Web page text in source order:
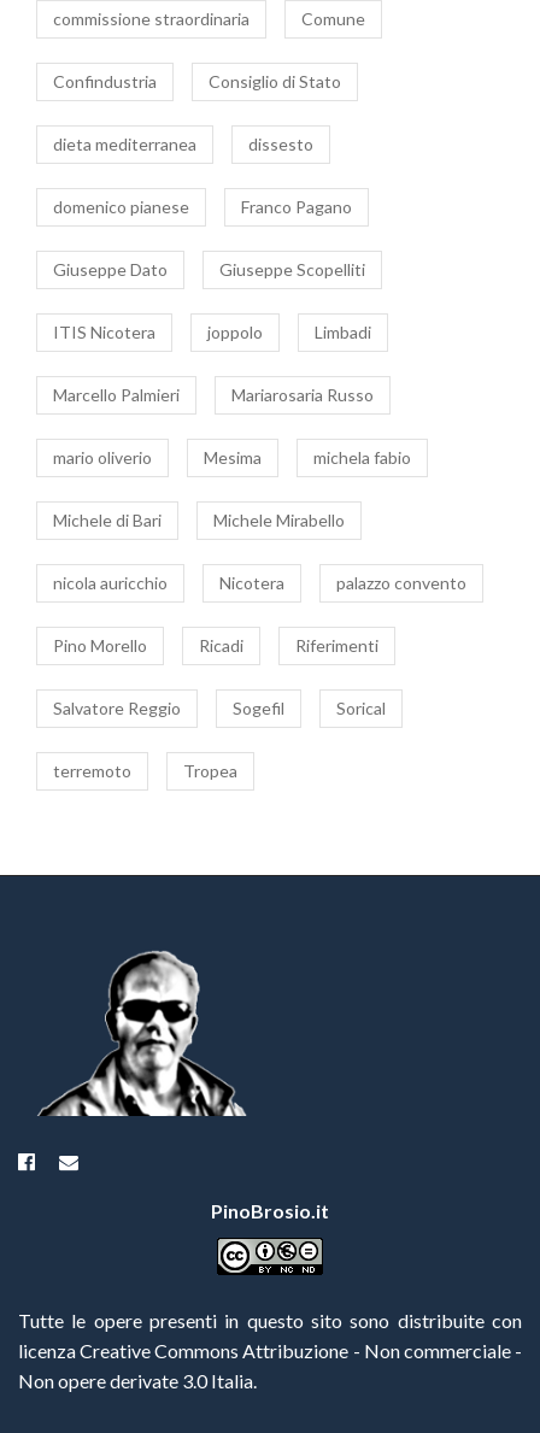
commissione straordinaria Comune
Confindustria Consiglio di Stato
dieta mediterranea dissesto
domenico pianese Franco Pagano
Giuseppe Dato Giuseppe Scopelliti
ITIS Nicotera joppolo Limbadi
Marcello Palmieri Mariarosaria Russo
mario oliverio Mesima michela fabio
Michele di Bari Michele Mirabello
nicola auricchio Nicotera palazzo convento
Pino Morello Ricadi Riferimenti
Salvatore Reggio Sogefil Sorical
terremoto Tropea
PinoBrosio.it
Tutte le opere presenti in questo sito sono distribuite con
licenza Creative Commons Attribuzione - Non commerciale -
Non opere derivate 3.0 Italia